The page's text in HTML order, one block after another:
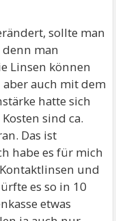
sollte man
denn man
Linsen können
auch mit dem
hatte sich
sind ca.
Das ist
habe es für mich
und
es so in 10
etwas